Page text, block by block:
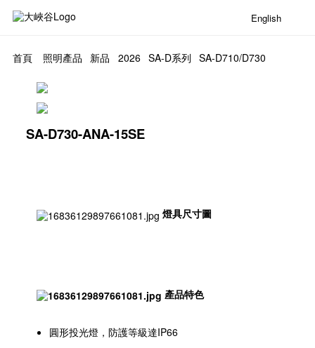
English
首頁 照明產品 新品 2026 SA-D系列 SA-D710/D730
SA-D730-ANA-15SE
燈具尺寸圖
產品特色
圓形投光燈，防護等級達IP66